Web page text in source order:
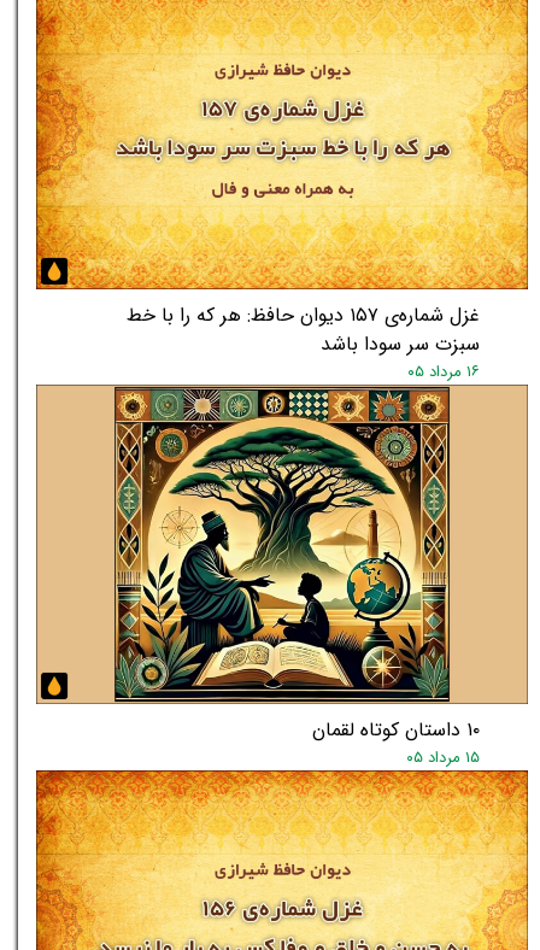
غزل شماره‌ی ۱۵۷ دیوان حافظ: هر که را با خط
سبزت سر سودا باشد
۱۶ مرداد ۰۵
۱۰ داستان کوتاه لقمان
۱۵ مرداد ۰۵